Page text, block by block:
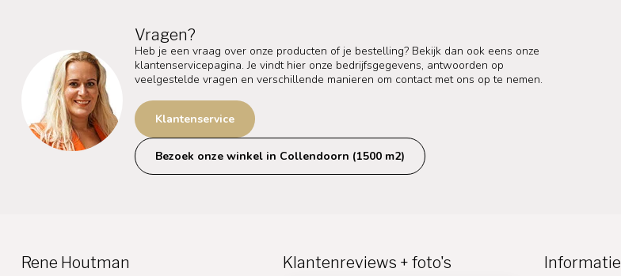
Vragen?
Heb je een vraag over onze producten of je bestelling? Bekijk dan ook eens onze
klantenservicepagina. Je vindt hier onze bedrijfsgegevens, antwoorden op
veelgestelde vragen en verschillende manieren om contact met ons op te nemen.
Klantenservice
Bezoek onze winkel in Collendoorn (1500 m2)
Rene Houtman Klantenreviews + foto's Informatie